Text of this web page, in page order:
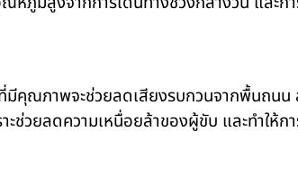
คุณภาพจะช่วยลดเสียงรบกวนจากพื้นถนน
ช่วยลดความเหนื่อยล้าของผู้ขับ และทำให้